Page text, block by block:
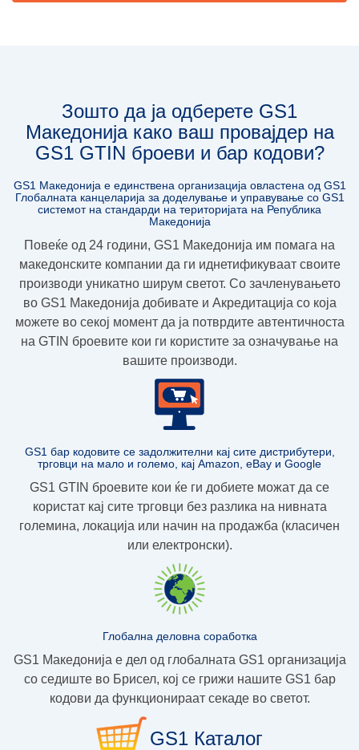
Зошто да ја одберете GS1
Македонија како ваш провајдер на
GS1 GTIN броеви и бар кодови?
GS1 Македонија е единствена организација овлaстена од GS1
Глобалната канцеларија за доделување и управување со GS1
системот на стандарди на територијата на Република
Македонија
Повеќе од 24 години, GS1 Македoнија им помага на
македонските компании да ги иднетификуваат своите
производи уникатно ширум светот. Со зачленувањето
во GS1 Македонија добивате и Акредитација со која
можете во секој момент да ја потврдите автентичноста
на GTIN броевите кои ги користите за означување на
вашите производи.
GS1 бар кодовите се задолжителни кај сите дистрибутери,
трговци на мало и големо, кај Amazon, eBay и Google
GS1 GTIN броевите кои ќе ги добиете можат да се
користат кај сите трговци без разлика на нивната
големина, локација или начин на продажба (класичен
или електронски).
Глобална деловна соработка
GS1 Македонија е дел од глобалната GS1 организација
со седиште во Брисел, кој се грижи нашите GS1 бар
кодови да функционираат секаде во светот.
GS1 Каталог